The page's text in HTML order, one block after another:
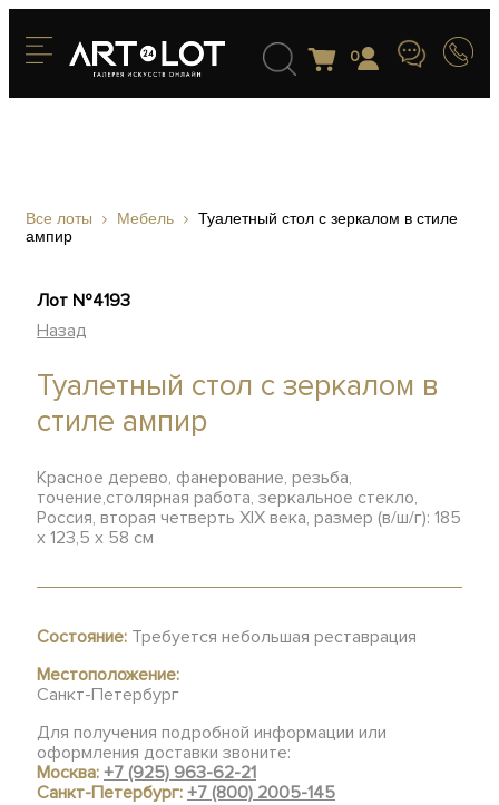
0
Все лоты Мебель
Туалетный стол с зеркалом в стиле
ампир
Лот №4193
Назад
Туалетный стол с зеркалом в
стиле ампир
Красное дерево, фанерование, резьба,
точение,столярная работа, зеркальное стекло,
Россия, вторая четверть XIX века, размер (в/ш/г): 185
х 123,5 х 58 см
Состояние: Требуется небольшая реставрация
Местоположение:
Санкт-Петербург
Для получения подробной информации или
оформления доставки звоните:
Москва:+7 (925) 963-62-21
Санкт-Петербург:+7 (800) 2005-145